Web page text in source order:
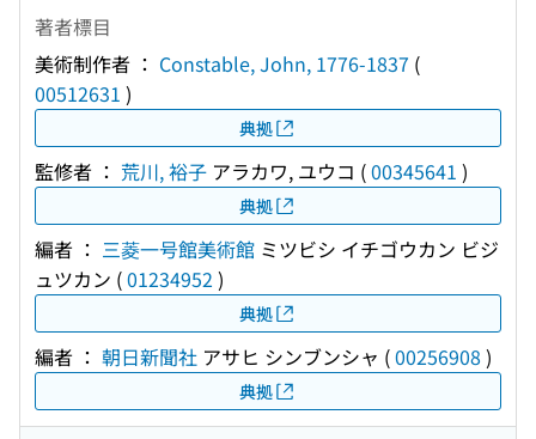
著者標目
美術制作者 ： Constable, John, 1776-1837 (
00512631 )
典拠
監修者 ： 荒川, 裕子 アラカワ, ユウコ (00345641 )
典拠
編者 ： 三菱一号館美術館 ミツビシ イチゴウカン ビジ
ュツカン (01234952 )
典拠
編者 ： 朝日新聞社 アサヒ シンブンシャ (00256908 )
典拠